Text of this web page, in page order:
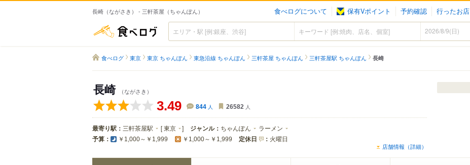
長崎（ながさき） - 三軒茶屋（ちゃんぽん） 食べログについて 保有Vポイント 予約確認 行ったお店
食べログ
食べログ 東京 東京 ちゃんぽん 東急沿線 ちゃんぽん 三軒茶屋 ちゃんぽん 三軒茶屋駅 ちゃんぽん 長崎
長崎 （ながさき）
3.49 844 人 26582 人
最寄り駅： 三軒茶屋駅 [東京 ] ジャンル： ちゃんぽん ラーメン
予算： ￥1,000～￥1,999 ￥1,000～￥1,999 定休日 ： 火曜日
店舗情報（詳細）